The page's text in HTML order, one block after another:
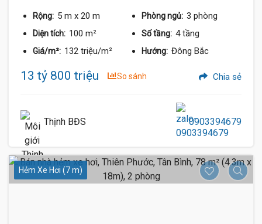
Rộng: 5 m x 20 m Phòng ngủ: 3 phòng
Diện tích: 100 m² Số tầng: 4 tầng
Giá/m²: 132 triệu/m² Hướng: Đông Bắc
13 tỷ 800 triệu So sánh Chia sẻ
Thịnh BĐS 0903394679
Hẻm Xe Hơi (7 m)